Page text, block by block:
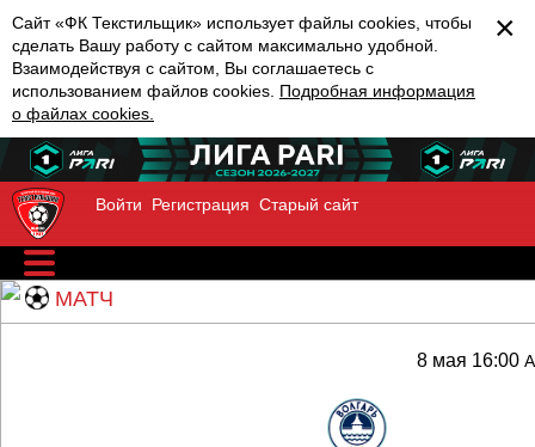
×
Сайт «ФК Текстильщик» использует файлы cookies, чтобы
сделать Вашу работу с сайтом максимально удобной.
Взаимодействуя с сайтом, Вы соглашаетесь с
использованием файлов cookies. Подробная информация
о файлах cookies.
Войти Регистрация Старый сайт
МАТЧ
8 мая 16:00